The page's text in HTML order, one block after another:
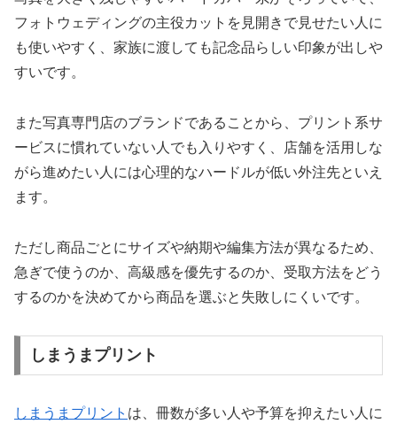
フォトウェディングの主役カットを見開きで見せたい人に
も使いやすく、家族に渡しても記念品らしい印象が出しや
すいです。
また写真専門店のブランドであることから、プリント系サ
ービスに慣れていない人でも入りやすく、店舗を活用しな
がら進めたい人には心理的なハードルが低い外注先といえ
ます。
ただし商品ごとにサイズや納期や編集方法が異なるため、
急ぎで使うのか、高級感を優先するのか、受取方法をどう
するのかを決めてから商品を選ぶと失敗しにくいです。
しまうまプリント
しまうまプリント は、冊数が多い人や予算を抑えたい人に